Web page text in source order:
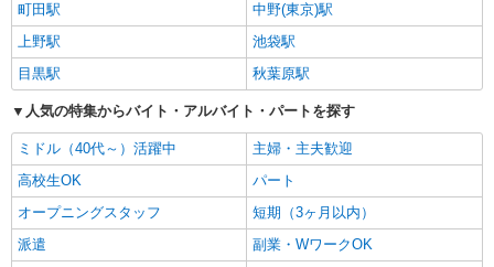
町田駅
中野(東京)駅
上野駅
池袋駅
目黒駅
秋葉原駅
人気の特集からバイト・アルバイト・パートを探す
ミドル（40代～）活躍中
主婦・主夫歓迎
高校生OK
パート
オープニングスタッフ
短期（3ヶ月以内）
派遣
副業・WワークOK